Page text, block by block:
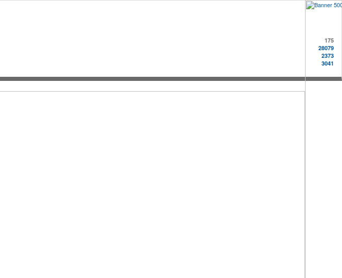
175
28079
2373
3041